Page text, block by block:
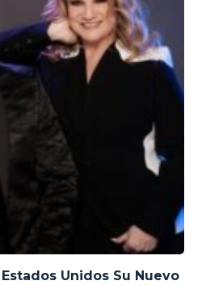
Unidos Su Nuevo